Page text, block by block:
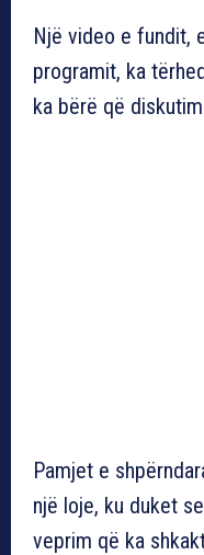
Një video e fundit,
programit, ka
ka bërë që
Pamjet e
një loje, ku duket
veprim që ka